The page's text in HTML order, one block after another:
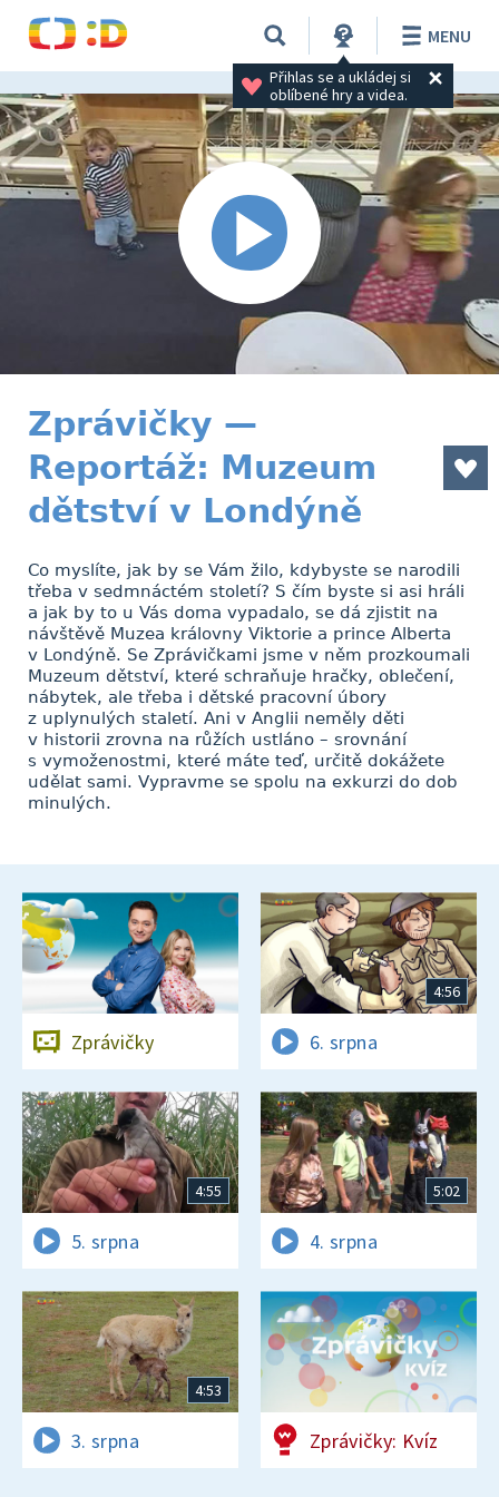
Přihlas se a ukládej si
oblíbené hry a videa.
MENU
Zprávičky —
Reportáž: Muzeum
dětství v Londýně
Co myslíte, jak by se Vám žilo, kdybyste se narodili
třeba v sedmnáctém století? S čím byste si asi hráli
a jak by to u Vás doma vypadalo, se dá zjistit na
návštěvě Muzea královny Viktorie a prince Alberta
v Londýně. Se Zprávičkami jsme v něm prozkoumali
Muzeum dětství, které schraňuje hračky, oblečení,
nábytek, ale třeba i dětské pracovní úbory
z uplynulých staletí. Ani v Anglii neměly děti
v historii zrovna na růžích ustláno – srovnání
s vymoženostmi, které máte teď, určitě dokážete
udělat sami. Vypravme se spolu na exkurzi do dob
minulých.
Zprávičky
4:56
6. srpna
4:55
5. srpna
5:02
4. srpna
4:53
3. srpna Zprávičky: Kvíz